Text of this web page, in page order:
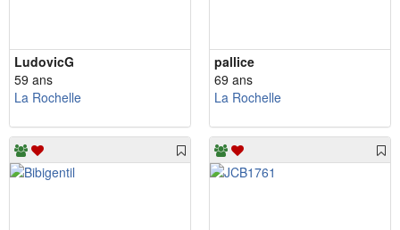
LudovicG
59 ans
La Rochelle
pallice
69 ans
La Rochelle